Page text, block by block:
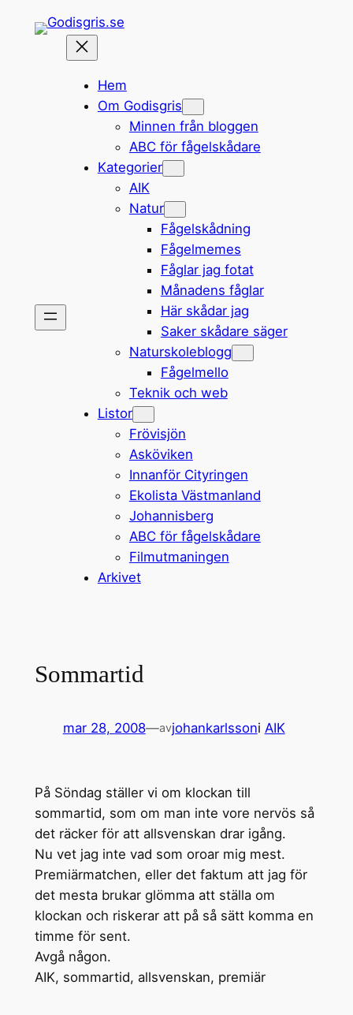
Hem
Om Godisgris
Minnen från bloggen
ABC för fågelskådare
Kategorier
AIK
Natur
Fågelskådning
Fågelmemes
Fåglar jag fotat
Månadens fåglar
Här skådar jag
Saker skådare säger
Naturskoleblogg
Fågelmello
Teknik och web
Listor
Frövisjön
Asköviken
Innanför Cityringen
Ekolista Västmanland
Johannisberg
ABC för fågelskådare
Filmutmaningen
Arkivet
Sommartid
mar 28, 2008—avjohankarlssoni AIK
På Söndag ställer vi om klockan till
sommartid, som om man inte vore nervös så
det räcker för att allsvenskan drar igång.
Nu vet jag inte vad som oroar mig mest.
Premiärmatchen, eller det faktum att jag för
det mesta brukar glömma att ställa om
klockan och riskerar att på så sätt komma en
timme för sent.
Avgå någon.
AIK, sommartid, allsvenskan, premiär